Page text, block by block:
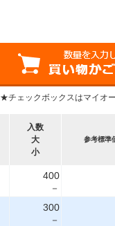
★チェックボックスはマイオ
入数
大
小
参考標準
400
－
300
－